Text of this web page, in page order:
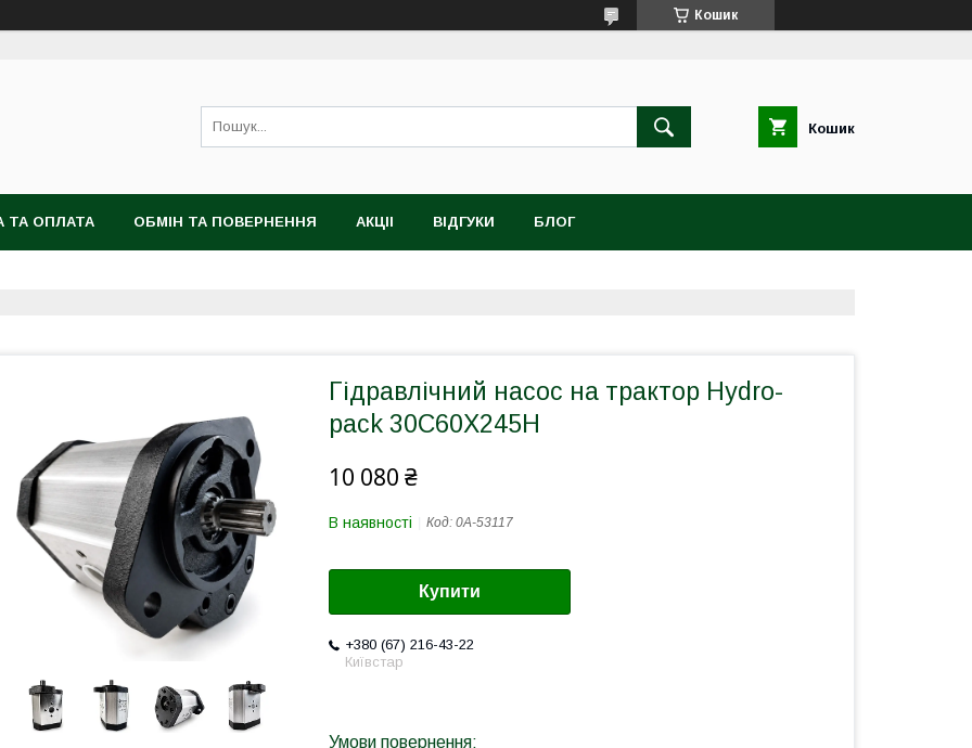
Кошик
Кошик
ТА ОПЛАТА ОБМІН ТА ПОВЕРНЕННЯ АКЦІІ ВІДГУКИ БЛОГ
Гідравлічний насос на трактор Hydro-
pack 30C60X245H
10 080 ₴
В наявності Код: 0А-53117
Купити
+380 (67) 216-43-22
Київстар